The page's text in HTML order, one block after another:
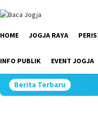
HOME JOGJA RAYA
INFO PUBLIK EVENT JOGJA
Berita Terbaru